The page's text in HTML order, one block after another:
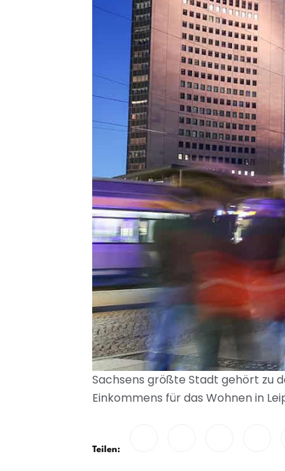
Sachsens größte Stadt gehört zu
Einkommens für das Wohnen in
Teilen: